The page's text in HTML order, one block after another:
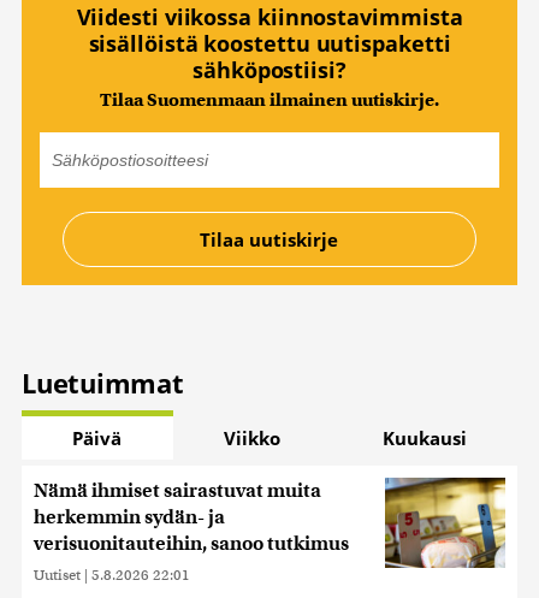
Viidesti viikossa kiinnostavimmista
sisällöistä koostettu uutispaketti
sähköpostiisi?
Tilaa Suomenmaan ilmainen uutiskirje.
Luetuimmat
Päivä Viikko Kuukausi
Nämä ihmiset sairastuvat muita
herkemmin sydän- ja
verisuonitauteihin, sanoo tutkimus
Uutiset | 5.8.2026 22:01